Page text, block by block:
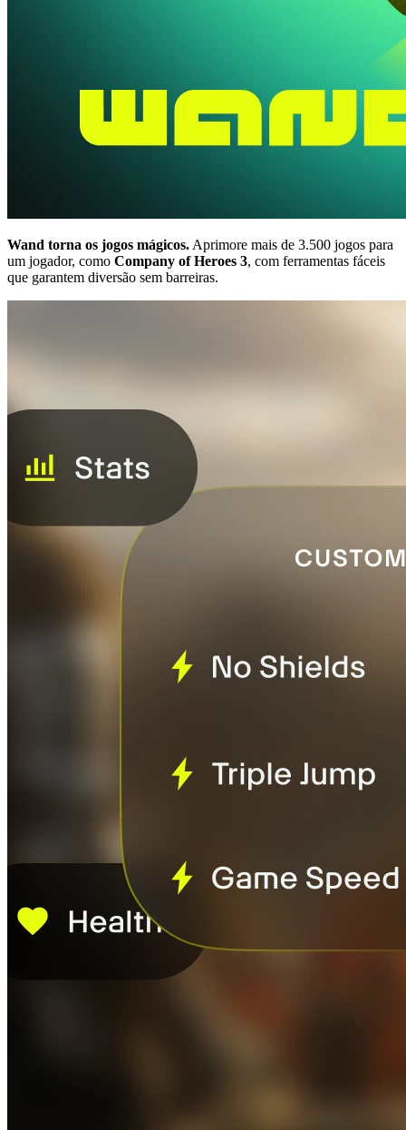
Wand torna os jogos mágicos. Aprimore mais de 3.500 jogos para
um jogador, como Company of Heroes 3, com ferramentas fáceis
que garantem diversão sem barreiras.